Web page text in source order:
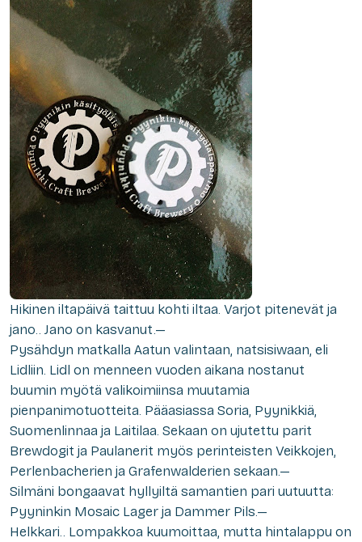
Hikinen iltapäivä taittuu kohti iltaa. Varjot pitenevät ja
jano.. Jano on kasvanut.—
Pysähdyn matkalla Aatun valintaan, natsisiwaan, eli
Lidliin. Lidl on menneen vuoden aikana nostanut
buumin myötä valikoimiinsa muutamia
pienpanimotuotteita. Pääasiassa Soria, Pyynikkiä,
Suomenlinnaa ja Laitilaa. Sekaan on ujutettu parit
Brewdogit ja Paulanerit myös perinteisten Veikkojen,
Perlenbacherien ja Grafenwalderien sekaan.—
Silmäni bongaavat hyllyiltä samantien pari uutuutta:
Pyyninkin Mosaic Lager ja Dammer Pils.—
Helkkari.. Lompakkoa kuumoittaa, mutta hintalappu on